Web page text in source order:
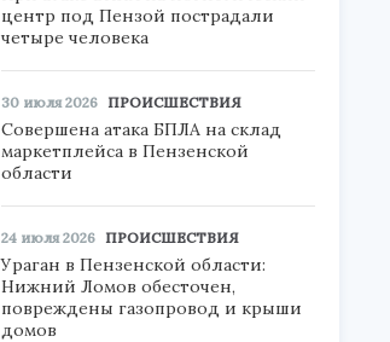
центр под Пензой пострадали
четыре человека
30 июля 2026 ПРОИСШЕСТВИЯ
Совершена атака БПЛА на склад
маркетплейса в Пензенской
области
24 июля 2026 ПРОИСШЕСТВИЯ
Ураган в Пензенской области:
Нижний Ломов обесточен,
повреждены газопровод и крыши
домов